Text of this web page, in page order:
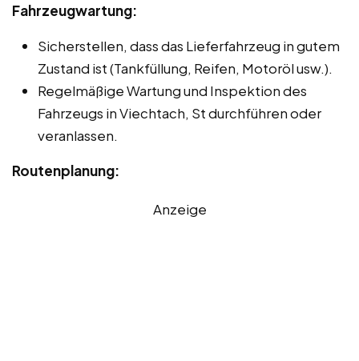
Fahrzeugwartung:
Sicherstellen, dass das Lieferfahrzeug in gutem
Zustand ist (Tankfüllung, Reifen, Motoröl usw.).
Regelmäßige Wartung und Inspektion des
Fahrzeugs in Viechtach, St durchführen oder
veranlassen.
Routenplanung:
Anzeige